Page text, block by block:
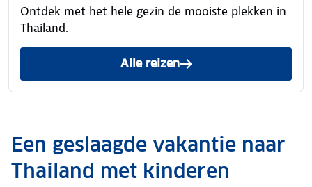
Ontdek met het hele gezin de mooiste plekken in
Thailand.
Alle reizen
Een geslaagde vakantie naar
Thailand met kinderen